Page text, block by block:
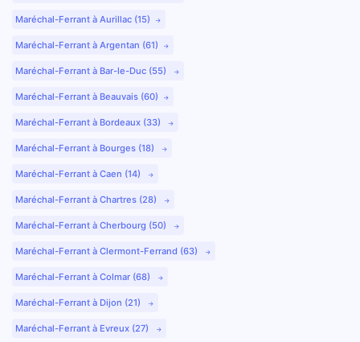
Maréchal-Ferrant à Aurillac (15)
Maréchal-Ferrant à Argentan (61)
Maréchal-Ferrant à Bar-le-Duc (55)
Maréchal-Ferrant à Beauvais (60)
Maréchal-Ferrant à Bordeaux (33)
Maréchal-Ferrant à Bourges (18)
Maréchal-Ferrant à Caen (14)
Maréchal-Ferrant à Chartres (28)
Maréchal-Ferrant à Cherbourg (50)
Maréchal-Ferrant à Clermont-Ferrand (63)
Maréchal-Ferrant à Colmar (68)
Maréchal-Ferrant à Dijon (21)
Maréchal-Ferrant à Evreux (27)